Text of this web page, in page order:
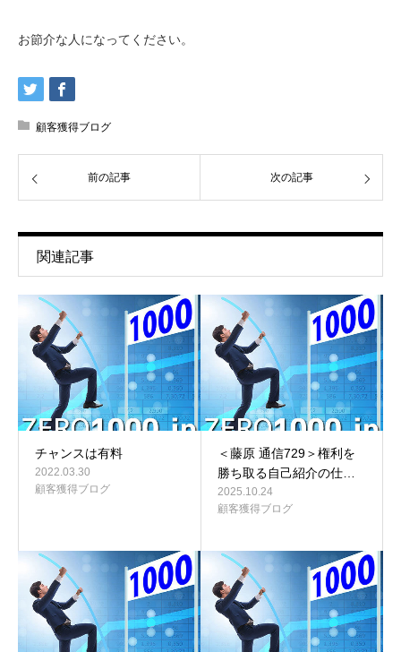
お節介な人になってください。
顧客獲得ブログ
前の記事 次の記事
関連記事
チャンスは有料
2022.03.30
顧客獲得ブログ
＜藤原 通信729＞権利を
勝ち取る自己紹介の仕…
2025.10.24
顧客獲得ブログ